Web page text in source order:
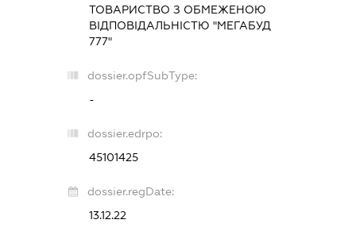
ТОВАРИСТВО З ОБМЕЖЕНОЮ
ВІДПОВІДАЛЬНІСТЮ "МЕГАБУД
777"
dossier.opfSubType:
-
dossier.edrpo:
45101425
dossier.regDate:
13.12.22